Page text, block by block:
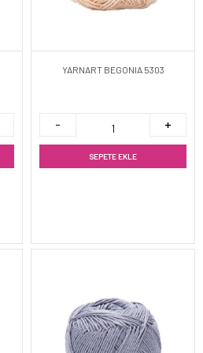
YARNART BEGONIA 5303
SEPETE EKLE